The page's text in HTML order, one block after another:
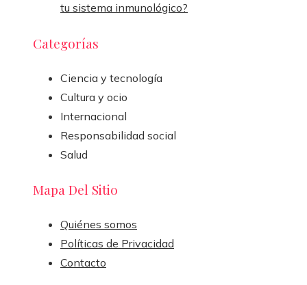
tu sistema inmunológico?
Categorías
Ciencia y tecnología
Cultura y ocio
Internacional
Responsabilidad social
Salud
Mapa Del Sitio
Quiénes somos
Políticas de Privacidad
Contacto